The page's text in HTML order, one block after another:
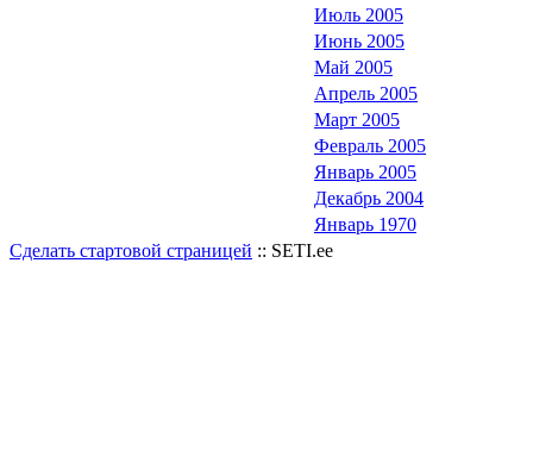
Июль 2005
Июнь 2005
Май 2005
Апрель 2005
Март 2005
Февраль 2005
Январь 2005
Декабрь 2004
Январь 1970
Сделать стартовой страницей :: SETI.ee